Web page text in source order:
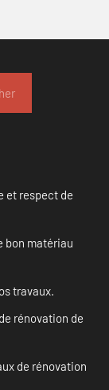
et respect de
bon matériau
travaux.
rénovation de
de rénovation